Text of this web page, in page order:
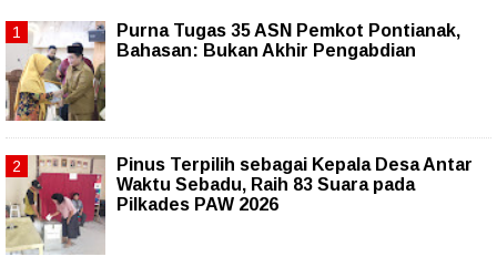
Purna Tugas 35 ASN Pemkot Pontianak,
Bahasan: Bukan Akhir Pengabdian
Pinus Terpilih sebagai Kepala Desa Antar
Waktu Sebadu, Raih 83 Suara pada
Pilkades PAW 2026